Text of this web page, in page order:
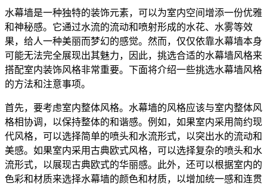
水幕墙是一种独特的装饰元素，可以为室内空间增添一份优雅
和神秘感。它通过水流的流动和喷射形成的水花、水雾等效
果，给人一种美丽而梦幻的感觉。然而，仅仅依靠水幕墙本身
可能无法完全展现出其魅力，因此，挑选合适的水幕墙风格来
搭配室内装饰风格非常重要。下面将介绍一些挑选水幕墙风格
的方法和注意事项。
首先，要考虑室内整体风格。水幕墙的风格应该与室内整体风
格相协调，以保持整体的和谐感。例如，如果室内采用简约现
代风格，可以选择简单的喷头和水流形式，以突出水的流动和
美感。如果室内采用古典欧式风格，可以选择复杂的喷头和水
流形式，以展现古典欧式的华丽感。此外，还可以根据室内的
色彩和材质来选择水幕墙的颜色和材质，以增加统一感和连贯